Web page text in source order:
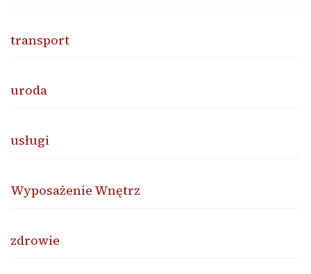
transport
uroda
usługi
Wyposażenie Wnętrz
zdrowie